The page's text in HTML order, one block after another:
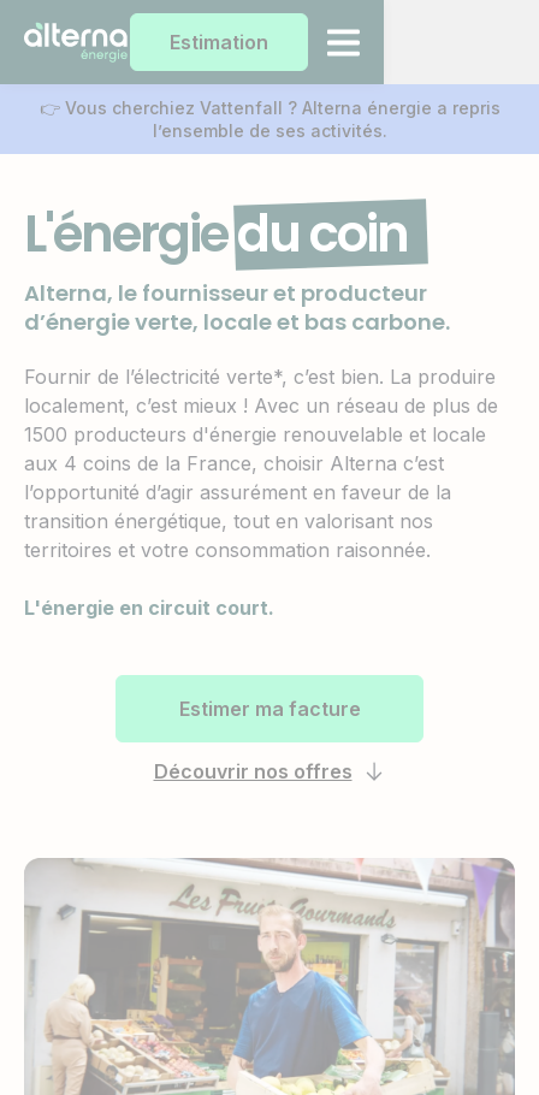
Estimation
👉 Vous cherchiez Vattenfall ? Alterna énergie a repris
l’ensemble de ses activités.
L'énergiedu coin
Alterna, le fournisseur et producteur
d’énergie verte, locale et bas carbone.
Fournir de l’électricité verte*, c’est bien. La produire
localement, c’est mieux ! Avec un réseau de plus de
1500 producteurs d'énergie renouvelable et locale
aux 4 coins de la France, choisir Alterna c’est
l’opportunité d’agir assurément en faveur de la
transition énergétique, tout en valorisant nos
territoires et votre consommation raisonnée.
L'énergie en circuit court.
Estimer ma facture
Découvrir nos offres